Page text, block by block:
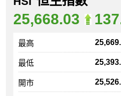
25,668.03
最高
最低
開市